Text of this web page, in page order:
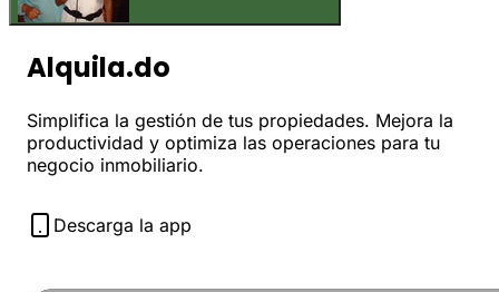
Alquila.do
Simplifica la gestión de tus propiedades. Mejora la
productividad y optimiza las operaciones para tu
negocio inmobiliario.
Descarga la app